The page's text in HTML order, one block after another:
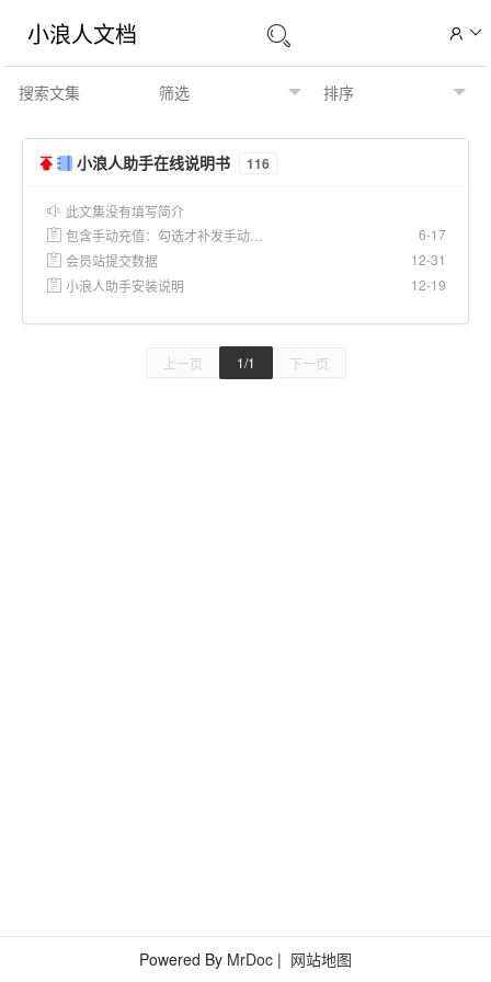
小浪人文档
小浪人助手在线说明书 116
此文集没有填写简介
包含手动充值：勾选才补发手动充值的订单 包含额外补发 取消后不包含手动补发
6-17
会员站提交数据
12-31
小浪人助手安装说明
12-19
上一页 1/1 下一页
Powered By MrDoc | 网站地图